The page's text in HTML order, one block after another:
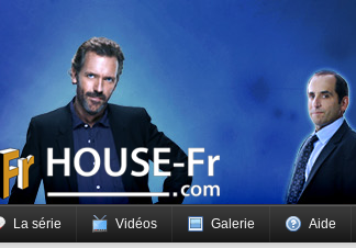
La série Vidéos Galerie Aide